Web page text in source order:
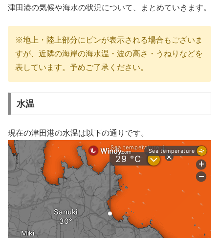
津田港の気候や海水の状況について、まとめていきます。
※地上・陸上部分にピンが表示される場合もございま
すが、近隣の海岸の海水温・波の高さ・うねりなどを
表しています。予めご了承ください。
水温
現在の津田港の水温は以下の通りです。